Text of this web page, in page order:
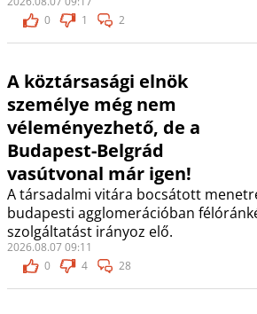
0
1 2
A köztársasági elnök
személye még nem
véleményezhető, de a
Budapest-Belgrád
vasútvonal már igen!
A társadalmi vitára bocsátott
budapesti agglomerációban
szolgáltatást irányoz elő.
2026.08.07 09:11
0
4 28